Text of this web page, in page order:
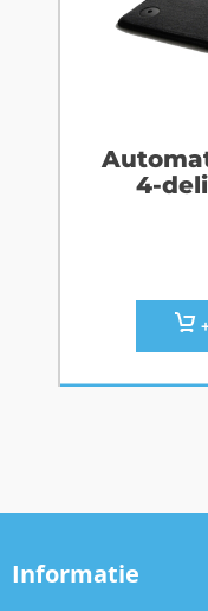
4-
Informatie